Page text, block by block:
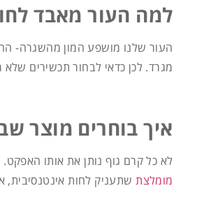
למה העור מאבד
העור שלנו מושפע המון מהשגרה-
מגרד. לכן כדאי לבחור תכשירים שלא
איך בוחרים מוצר
לא כל קרם גוף נותן את אותו
מומלצתשתעניק לחות אינטנסיבית,